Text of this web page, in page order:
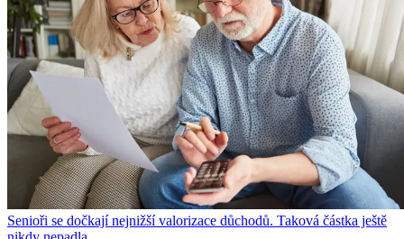
Senioři se dočkají nejnižší valorizace důchodů. Taková částka ještě